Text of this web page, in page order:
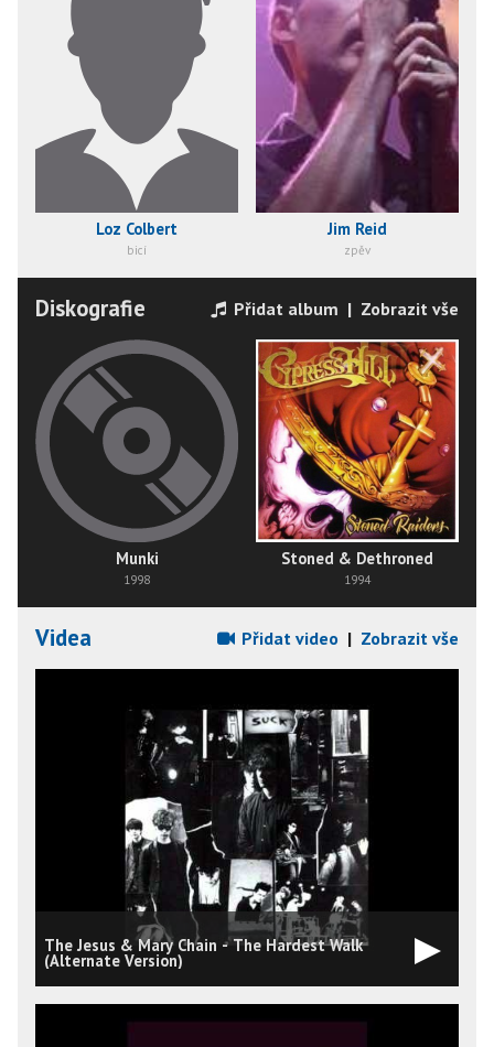
Loz Colbert
bicí
Jim Reid
zpěv
Diskografie Přidat album | Zobrazit vše
Munki
1998
Stoned & Dethroned
1994
Videa Přidat video | Zobrazit vše
The Jesus & Mary Chain - The Hardest Walk
(Alternate Version)